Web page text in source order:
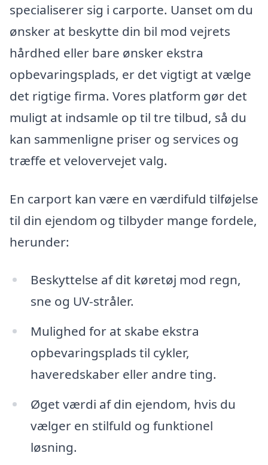
specialiserer sig i carporte. Uanset om du
ønsker at beskytte din bil mod vejrets
hårdhed eller bare ønsker ekstra
opbevaringsplads, er det vigtigt at vælge
det rigtige firma. Vores platform gør det
muligt at indsamle op til tre tilbud, så du
kan sammenligne priser og services og
træffe et velovervejet valg.
En carport kan være en værdifuld tilføjelse
til din ejendom og tilbyder mange fordele,
herunder:
Beskyttelse af dit køretøj mod regn,
sne og UV-stråler.
Mulighed for at skabe ekstra
opbevaringsplads til cykler,
haveredskaber eller andre ting.
Øget værdi af din ejendom, hvis du
vælger en stilfuld og funktionel
løsning.